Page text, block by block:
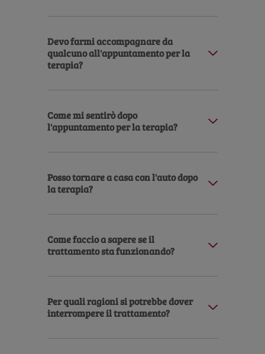
Devo farmi accompagnare da
qualcuno all'appuntamento per la
terapia?
Come mi sentirò dopo
l'appuntamento per la terapia?
Posso tornare a casa con l'auto dopo
la terapia?
Come faccio a sapere se il
trattamento sta funzionando?
Per quali ragioni si potrebbe dover
interrompere il trattamento?